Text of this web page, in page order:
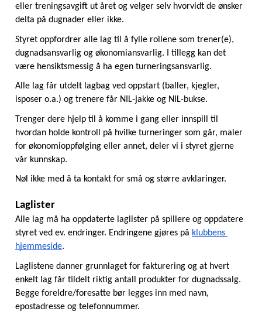
eller treningsavgift ut året og velger selv hvorvidt de ønsker
delta på dugnader eller ikke.
Styret oppfordrer alle lag til å fylle rollene som trener(e),
dugnadsansvarlig og økonomiansvarlig. I tillegg kan det
være hensiktsmessig å ha egen turneringsansvarlig.
Alle lag får utdelt lagbag ved oppstart (baller, kjegler,
isposer o.a.) og trenere får NIL-jakke og NIL-bukse.
Trenger dere hjelp til å komme i gang eller innspill til
hvordan holde kontroll på hvilke turneringer som går, maler
for økonomioppfølging eller annet, deler vi i styret gjerne
vår kunnskap.
Nøl ikke med å ta kontakt for små og større avklaringer.
Laglister
Alle lag må ha oppdaterte laglister på spillere og oppdatere
styret ved ev. endringer. Endringene gjøres på klubbens
hjemmeside.
Laglistene danner grunnlaget for fakturering og at hvert
enkelt lag får tildelt riktig antall produkter for dugnadssalg.
Begge foreldre/foresatte bør legges inn med navn,
epostadresse og telefonnummer.